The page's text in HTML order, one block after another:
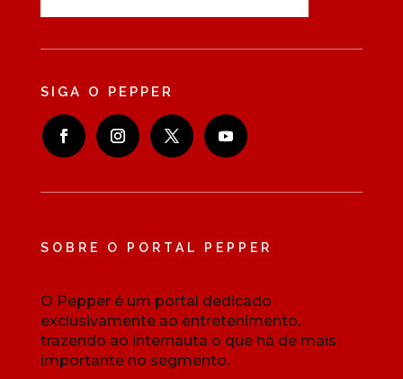
SIGA O PEPPER
SOBRE O PORTAL PEPPER
O Pepper é um portal dedicado
exclusivamente ao entretenimento,
trazendo ao internauta o que há de mais
importante no segmento.